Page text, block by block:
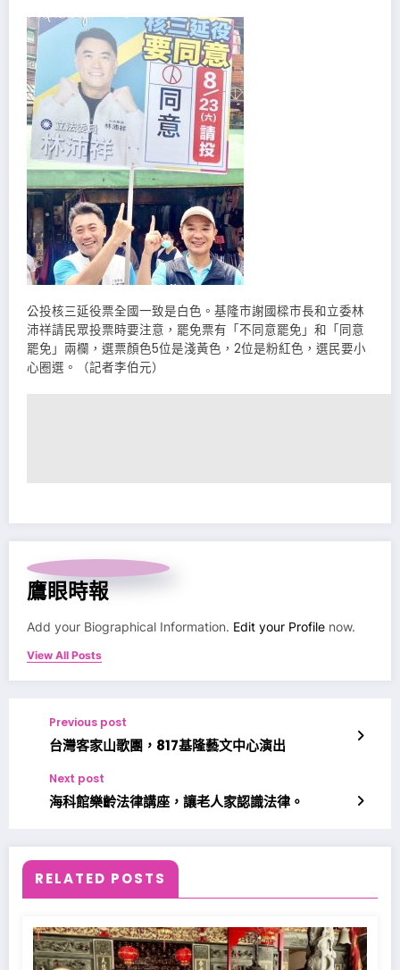
公投核三延役票全國一致是白色。基隆市謝國樑市長和立委林
沛祥請民眾投票時要注意，罷免票有「不同意罷免」和「同意
罷免」兩欄，選票顏色5位是淺黃色，2位是粉紅色，選民要小
心圈選。（記者李伯元）
鷹眼時報
Add your Biographical Information. Edit your Profile now.
View All Posts
Previous post
台灣客家山歌團，817基隆藝文中心演出
Next post
海科館樂齡法律講座，讓老人家認識法律。
RELATED POSTS